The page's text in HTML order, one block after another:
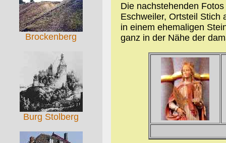
Brockenberg
Burg Stolberg
Die nachstehenden
Eschweiler, Ortsteil Stich
in einem ehemaligen
ganz in der Nähe der